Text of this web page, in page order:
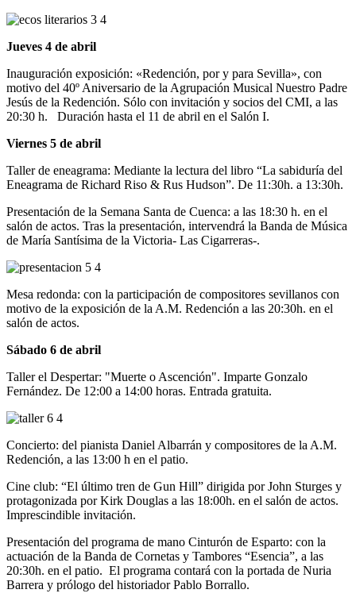
Jueves 4 de abril
Inauguración exposición: «Redención, por y para Sevilla», con
motivo del 40º Aniversario de la Agrupación Musical Nuestro Padre
Jesús de la Redención. Sólo con invitación y socios del CMI, a las
20:30 h. Duración hasta el 11 de abril en el Salón I.
Viernes 5 de abril
Taller de eneagrama: Mediante la lectura del libro “La sabiduría del
Eneagrama de Richard Riso & Rus Hudson”. De 11:30h. a 13:30h.
Presentación de la Semana Santa de Cuenca: a las 18:30 h. en el
salón de actos. Tras la presentación, intervendrá la Banda de Música
de María Santísima de la Victoria- Las Cigarreras-.
Mesa redonda: con la participación de compositores sevillanos con
motivo de la exposición de la A.M. Redención a las 20:30h. en el
salón de actos.
Sábado 6 de abril
Taller el Despertar: "Muerte o Ascención". Imparte Gonzalo
Fernández. De 12:00 a 14:00 horas. Entrada gratuita.
Concierto: del pianista Daniel Albarrán y compositores de la A.M.
Redención, a las 13:00 h en el patio.
Cine club: “El último tren de Gun Hill” dirigida por John Sturges y
protagonizada por Kirk Douglas a las 18:00h. en el salón de actos.
Imprescindible invitación.
Presentación del programa de mano Cinturón de Esparto: con la
actuación de la Banda de Cornetas y Tambores “Esencia”, a las
20:30h. en el patio. El programa contará con la portada de Nuria
Barrera y prólogo del historiador Pablo Borrallo.